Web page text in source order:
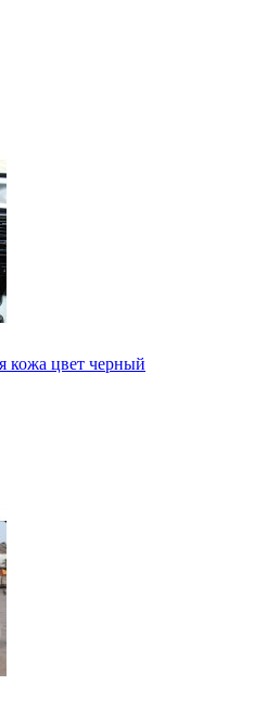
кожа цвет черный